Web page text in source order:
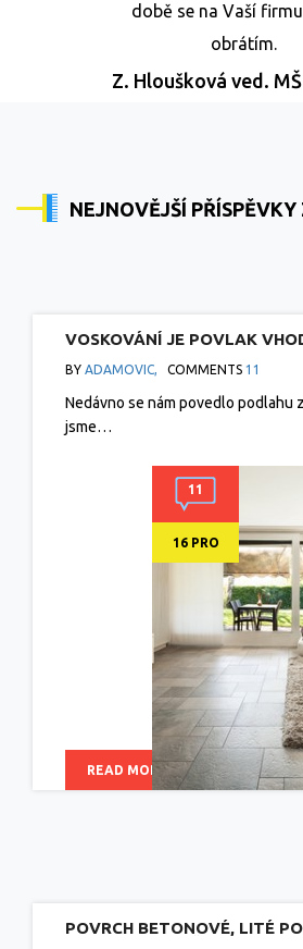
době se na Vaší
obrátím.
Z. Hloušková ved.
NEJNOVĚJŠÍ PŘÍSPĚVKY
VOSKOVÁNÍ JE POVLAK
BY ADAMOVIC, COMMENTS 11
Nedávno se nám povedlo podlahu
jsme…
READ MORE
11
16 PRO
POVRCH BETONOVÉ, LITÉ